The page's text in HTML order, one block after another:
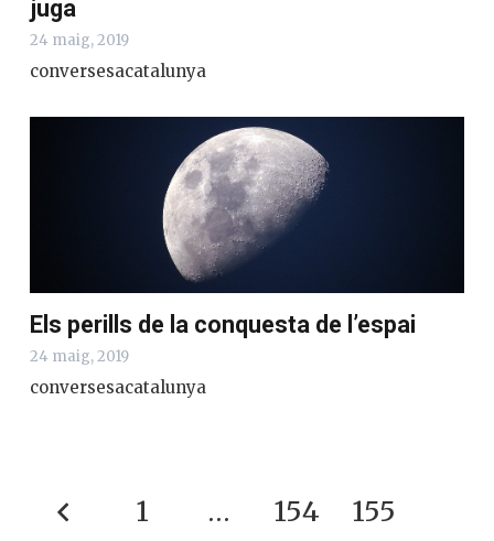
juga
24 maig, 2019
conversesacatalunya
Els perills de la conquesta de l’espai
24 maig, 2019
conversesacatalunya
1 … 154 155